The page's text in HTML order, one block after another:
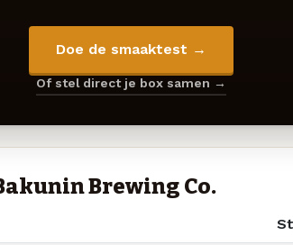
Doe de smaaktest →
Of stel direct je box samen →
Brewing Co.